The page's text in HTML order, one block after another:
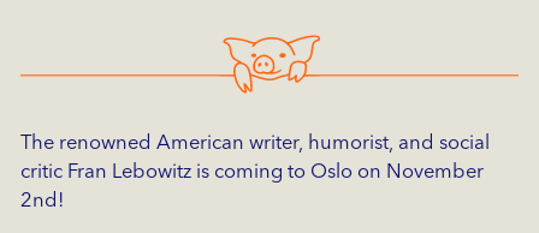
The renowned American writer, humorist, and social
critic Fran Lebowitz is coming to Oslo on November
2nd!